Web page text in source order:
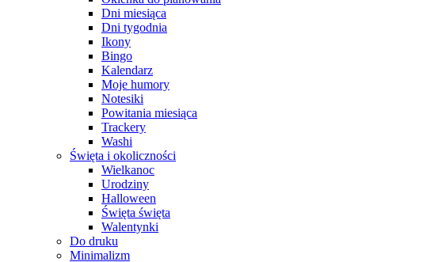
Dni miesiąca
Dni tygodnia
Ikony
Bingo
Kalendarz
Moje humory
Notesiki
Powitania miesiąca
Trackery
Washi
Święta i okoliczności
Wielkanoc
Urodziny
Halloween
Święta święta
Walentynki
Do druku
Minimalizm